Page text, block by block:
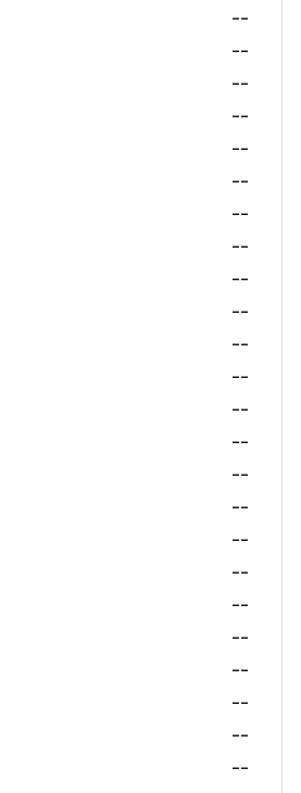
--
--
--
--
--
--
--
--
--
--
--
--
--
--
--
--
--
--
--
--
--
--
--
--